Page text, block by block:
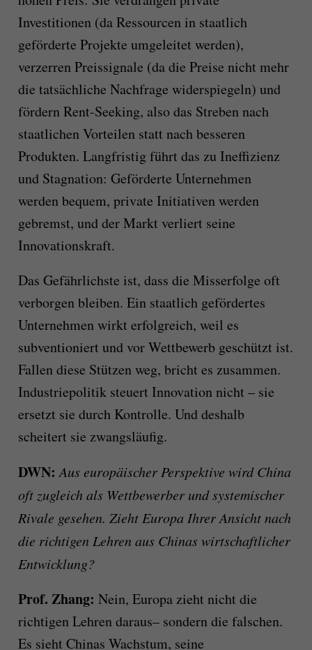
Investitionen (da Ressourcen in staatlich
geförderte Projekte umgeleitet werden),
verzerren Preissignale (da die Preise nicht mehr
die tatsächliche Nachfrage widerspiegeln) und
fördern Rent-Seeking, also das Streben nach
staatlichen Vorteilen statt nach besseren
Produkten. Langfristig führt das zu Ineffizienz
und Stagnation: Geförderte Unternehmen
werden bequem, private Initiativen werden
gebremst, und der Markt verliert seine
Innovationskraft.
Das Gefährlichste ist, dass die Misserfolge oft
verborgen bleiben. Ein staatlich gefördertes
Unternehmen wirkt erfolgreich, weil es
subventioniert und vor Wettbewerb geschützt ist.
Fallen diese Stützen weg, bricht es zusammen.
Industriepolitik steuert Innovation nicht – sie
ersetzt sie durch Kontrolle. Und deshalb
scheitert sie zwangsläufig.
DWN:Aus europäischer Perspektive wird China
oft zugleich als Wettbewerber und systemischer
Rivale gesehen. Zieht Europa Ihrer Ansicht nach
die richtigen Lehren aus Chinas wirtschaftlicher
Entwicklung?
Prof. Zhang: Nein, Europa zieht nicht die
richtigen Lehren daraus– sondern die falschen.
Es sieht Chinas Wachstum, seine